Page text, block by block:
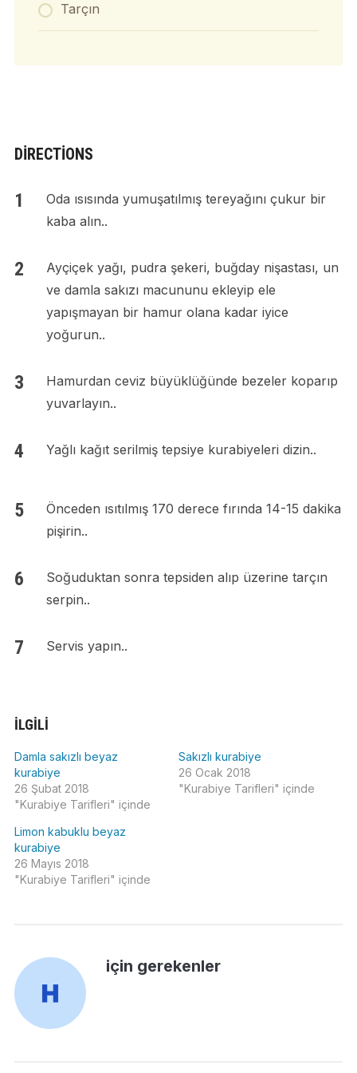
Tarçın
DIRECTIONS
Oda ısısında yumuşatılmış tereyağını çukur bir
kaba alın..
Ayçiçek yağı, pudra şekeri, buğday nişastası, un
ve damla sakızı macununu ekleyip ele
yapışmayan bir hamur olana kadar iyice
yoğurun..
Hamurdan ceviz büyüklüğünde bezeler koparıp
yuvarlayın..
Yağlı kağıt serilmiş tepsiye kurabiyeleri dizin..
Önceden ısıtılmış 170 derece fırında 14-15 dakika
pişirin..
Soğuduktan sonra tepsiden alıp üzerine tarçın
serpin..
Servis yapın..
İLGILI
Damla sakızlı beyaz
kurabiye
26 Şubat 2018
"Kurabiye Tarifleri" içinde
Sakızlı kurabiye
26 Ocak 2018
"Kurabiye Tarifleri" içinde
Limon kabuklu beyaz
kurabiye
26 Mayıs 2018
"Kurabiye Tarifleri" içinde
için gerekenler